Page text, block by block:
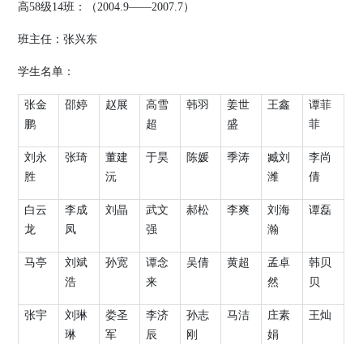
高58级14班：（2004.9——2007.7）
班主任：张兴东
学生名单：
张金
鹏
邵婷 赵展
高雪
超
韩羽
姜世
盛
王鑫
谭菲
菲
刘永
胜
张琦
董建
沅
于昊 陈媛 季涛
臧刘
潍
李尚
倩
白云
龙
李成
凤
刘晶
武文
强
郝松 李爽
刘海
瀚
谭磊
马亭
刘斌
浩
孙宽
谭念
来
吴倩 黄超
孟卓
然
韩贝
贝
张宇
刘琳
琳
娄圣
军
李济
辰
孙志
刚
马洁
庄素
娟
王灿